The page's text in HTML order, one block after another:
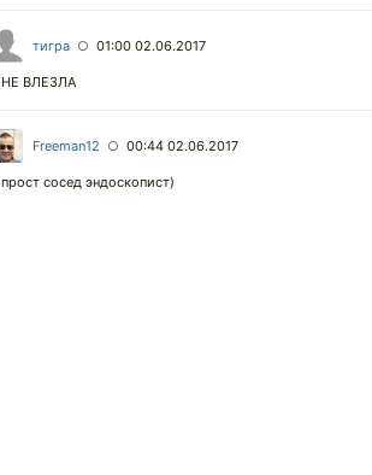
тигра ○ 01:00 02.06.2017
НЕ ВЛЕЗЛА
Freeman12 ○ 00:44 02.06.2017
прост сосед эндоскопист)